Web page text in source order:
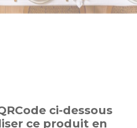
ci-dessous
ce produit en